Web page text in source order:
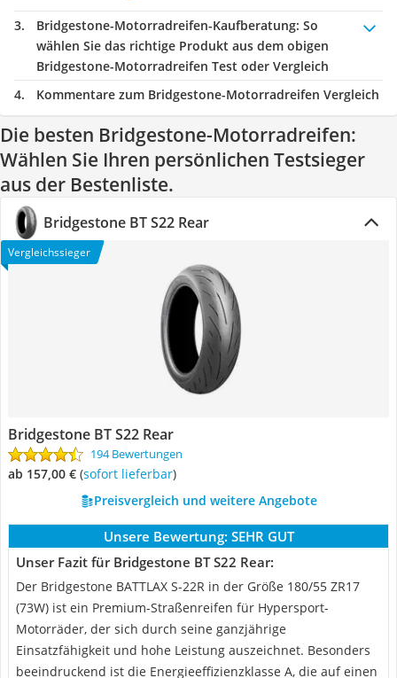
Bridgestone-Motorradreifen-Kaufberatung: So
wählen Sie das richtige Produkt aus dem obigen
Bridgestone-Motorradreifen Test oder Vergleich
Kommentare zum Bridgestone-Motorradreifen Vergleich
Die besten Bridgestone-Motorradreifen:
Wählen Sie Ihren persönlichen Testsieger
aus der Bestenliste.
Bridgestone BT S22 Rear
Vergleichssieger
Bridgestone BT S22 Rear
194 Bewertungen
ab 157,00 € ( Sofort lieferbar)
Preisvergleich und weitere Angebote
Unsere Bewertung: SEHR GUT
Unser Fazit für Bridgestone BT S22 Rear:
Der Bridgestone BATTLAX S-22R in der Größe 180/55 ZR17
(73W) ist ein Premium-Straßenreifen für Hypersport-
Motorräder, der sich durch seine ganzjährige
Einsatzfähigkeit und hohe Leistung auszeichnet. Besonders
beeindruckend ist die Energieeffizienzklasse A, die auf einen